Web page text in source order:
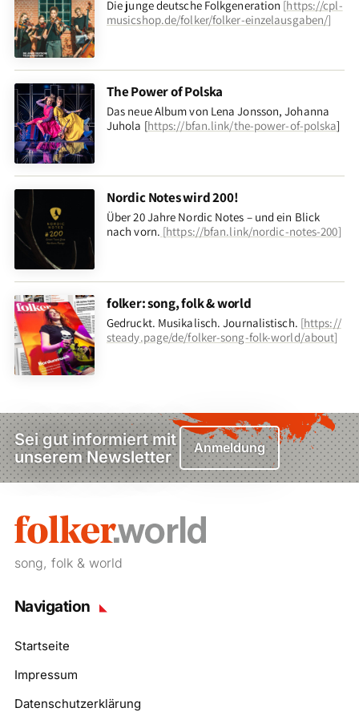
Die junge deutsche Folkgeneration [https://cpl-
musicshop.de/folker/folker-einzelausgaben/]
The Power of Polska
Das neue Album von Lena Jonsson, Johanna
Juhola [https://bfan.link/the-power-of-polska]
Nordic Notes wird 200!
Über 20 Jahre Nordic Notes – und ein Blick
nach vorn. [https://bfan.link/nordic-notes-200]
folker: song, folk & world
Gedruckt. Musikalisch. Journalistisch. [https://
steady.page/de/folker-song-folk-world/about]
Sei gut informiert mit
unserem Newsletter
Anmeldung
song, folk & world
Navigation
Startseite
Impressum
Datenschutzerklärung